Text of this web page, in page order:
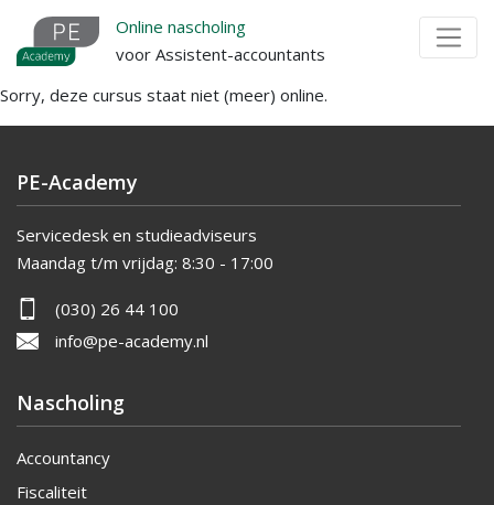
Overslaan
naar
de
inhoud
Online nascholing
voor Assistent-accountants
Sorry, deze cursus staat niet (meer) online.
PE-Academy
Servicedesk en studieadviseurs
Maandag t/m vrijdag: 8:30 - 17:00
(030) 26 44 100
info@pe-academy.nl
Nascholing
Accountancy
Fiscaliteit